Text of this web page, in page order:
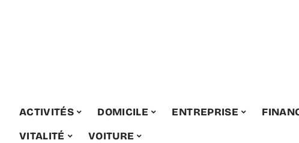
ACTIVITÉS DOMICILE ENTREPRISE
VITALITÉ
VOITURE